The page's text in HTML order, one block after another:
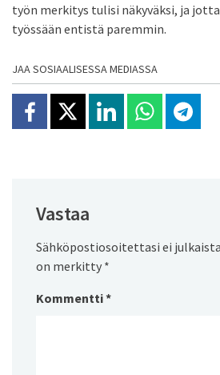
työn merkitys tulisi näkyväksi, ja
työssään entistä paremmin.
JAA SOSIAALISESSA MEDIASSA
Jaa Facebookissa
Jaa X:ssäJaa Linkedinissä
Jaa Jaa
Vastaa
Sähköpostiosoitettasi ei
on merkitty *
Kommentti*